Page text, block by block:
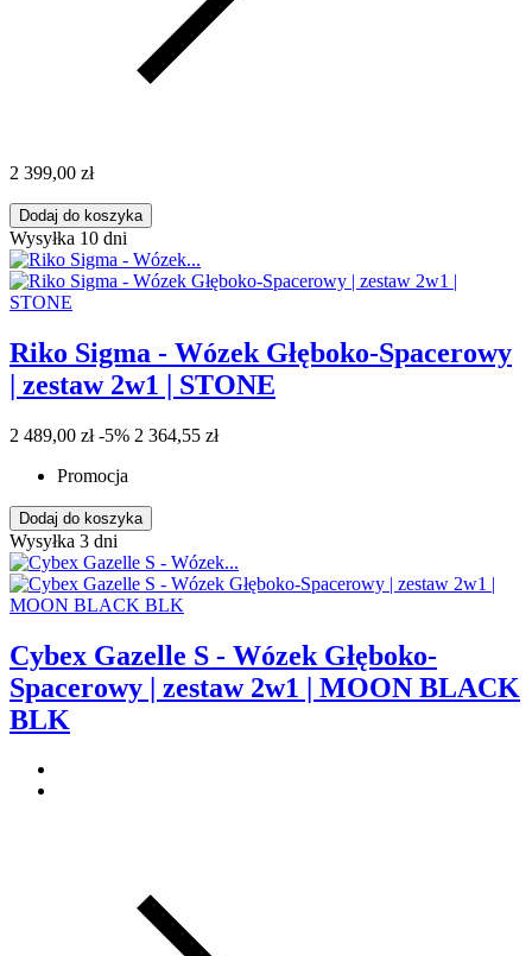
2 399,00 zł
Dodaj do koszyka
Wysyłka 10 dni
Riko Sigma - Wózek Głęboko-Spacerowy
| zestaw 2w1 | STONE
2 489,00 zł -5% 2 364,55 zł
Promocja
Dodaj do koszyka
Wysyłka 3 dni
Cybex Gazelle S - Wózek Głęboko-
Spacerowy | zestaw 2w1 | MOON BLACK
BLK